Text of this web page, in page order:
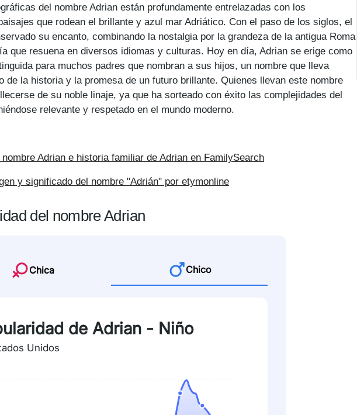
del nombre Adrian están profundamente entrelazadas con los
que rodean el brillante y azul mar Adriático. Con el paso de los siglos, el
su encanto, combinando la nostalgia por la grandeza de la antigua Roma
que resuena en diversos idiomas y culturas. Hoy en día, Adrian se erige como
para muchos padres que nombran a sus hijos, un nombre que lleva
de la historia y la promesa de un futuro brillante. Quienes llevan este nombre
de su noble linaje, ya que ha sorteado con éxito las complejidades del
relevante y respetado en el mundo moderno.
Adrian e historia familiar de Adrian en FamilySearch
y significado del nombre "Adrián" por etymonline
del nombre Adrian
Chica Chico
de Adrian - Niño
Unidos